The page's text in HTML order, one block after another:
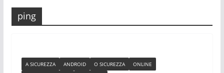
ping
A SICUREZZA ANDROID O SICUREZZA
ONLINE